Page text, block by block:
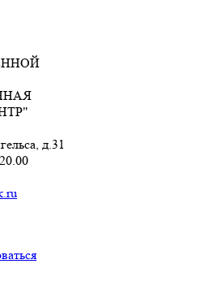
д.31